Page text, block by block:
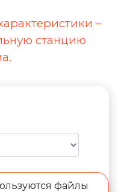
–
станцию
файлы